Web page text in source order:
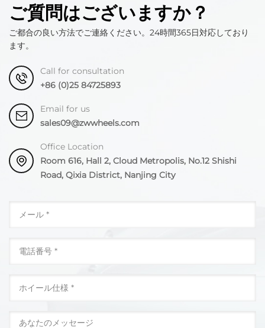
ご質問はございますか？
ご都合の良い方法でご連絡ください。24時間365日対応しており
ます。
Call for consultation
+86 (0)25 84725893
Email for us
sales09@zwwheels.com
Office Location
Room 616, Hall 2, Cloud Metropolis, No.12 Shishi
Road, Qixia District, Nanjing City